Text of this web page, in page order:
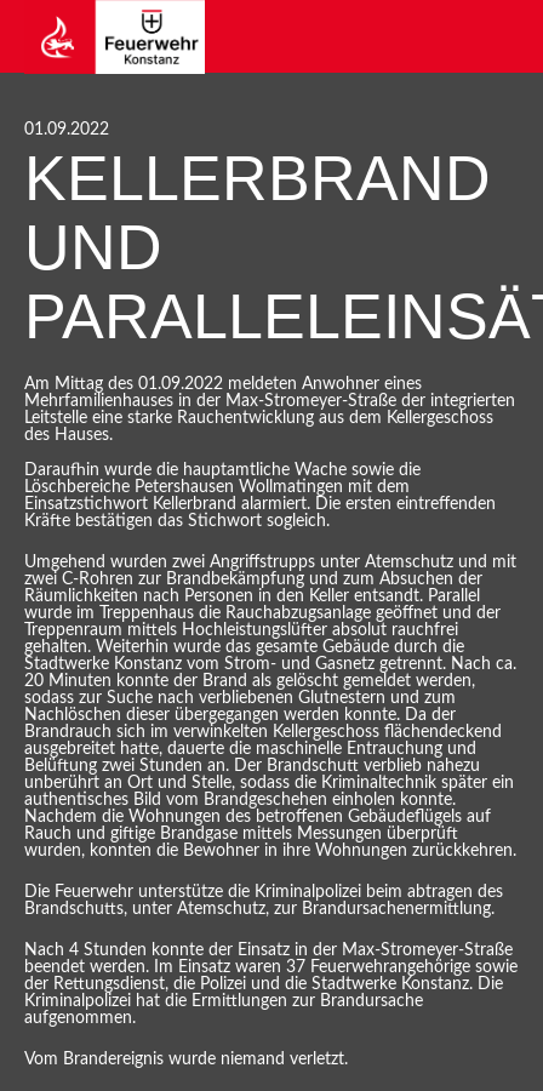
01.09.2022
KELLERBRAND
UND
Am Mittag des 01.09.2022 meldeten Anwohner eines
Mehrfamilienhauses in der Max-Stromeyer-Straße der integrierten
Leitstelle eine starke Rauchentwicklung aus dem Kellergeschoss
des Hauses.
Daraufhin wurde die hauptamtliche Wache sowie die
Löschbereiche Petershausen Wollmatingen mit dem
Einsatzstichwort Kellerbrand alarmiert. Die ersten eintreffenden
Kräfte bestätigen das Stichwort sogleich.
Umgehend wurden zwei Angriffstrupps unter Atemschutz und mit
zwei C-Rohren zur Brandbekämpfung und zum Absuchen der
Räumlichkeiten nach Personen in den Keller entsandt. Parallel
wurde im Treppenhaus die Rauchabzugsanlage geöffnet und der
Treppenraum mittels Hochleistungslüfter absolut rauchfrei
gehalten. Weiterhin wurde das gesamte Gebäude durch die
Stadtwerke Konstanz vom Strom- und Gasnetz getrennt. Nach ca.
20 Minuten konnte der Brand als gelöscht gemeldet werden,
sodass zur Suche nach verbliebenen Glutnestern und zum
Nachlöschen dieser übergegangen werden konnte. Da der
Brandrauch sich im verwinkelten Kellergeschoss flächendeckend
ausgebreitet hatte, dauerte die maschinelle Entrauchung und
Belüftung zwei Stunden an. Der Brandschutt verblieb nahezu
unberührt an Ort und Stelle, sodass die Kriminaltechnik später ein
authentisches Bild vom Brandgeschehen einholen konnte.
Nachdem die Wohnungen des betroffenen Gebäudeflügels auf
Rauch und giftige Brandgase mittels Messungen überprüft
wurden, konnten die Bewohner in ihre Wohnungen zurückkehren.
Die Feuerwehr unterstütze die Kriminalpolizei beim abtragen des
Brandschutts, unter Atemschutz, zur Brandursachenermittlung.
Nach 4 Stunden konnte der Einsatz in der Max-Stromeyer-Straße
beendet werden. Im Einsatz waren 37 Feuerwehrangehörige sowie
der Rettungsdienst, die Polizei und die Stadtwerke Konstanz. Die
Kriminalpolizei hat die Ermittlungen zur Brandursache
aufgenommen.
Vom Brandereignis wurde niemand verletzt.